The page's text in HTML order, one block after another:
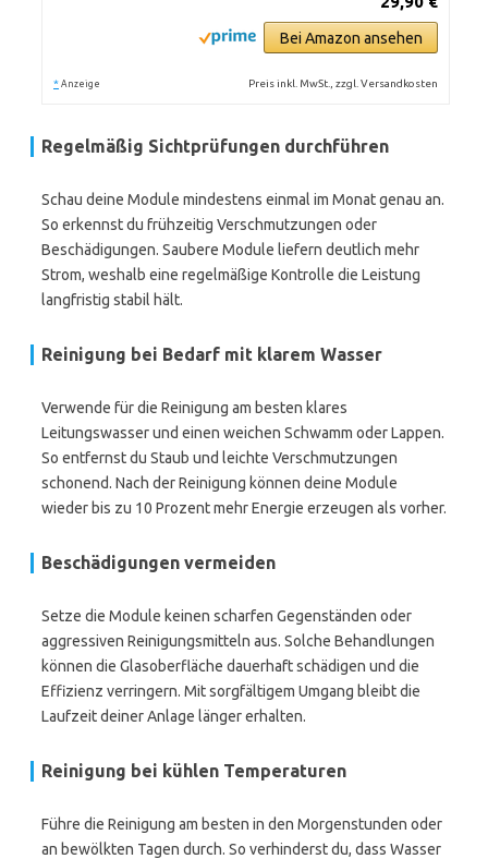
Bei Amazon ansehen
* Anzeige Preis inkl. MwSt., zzgl. Versandkosten
Regelmäßig Sichtprüfungen durchführen
Schau deine Module mindestens einmal im Monat genau an.
So erkennst du frühzeitig Verschmutzungen oder
Beschädigungen. Saubere Module liefern deutlich mehr
Strom, weshalb eine regelmäßige Kontrolle die Leistung
langfristig stabil hält.
Reinigung bei Bedarf mit klarem Wasser
Verwende für die Reinigung am besten klares
Leitungswasser und einen weichen Schwamm oder Lappen.
So entfernst du Staub und leichte Verschmutzungen
schonend. Nach der Reinigung können deine Module
wieder bis zu 10 Prozent mehr Energie erzeugen als vorher.
Beschädigungen vermeiden
Setze die Module keinen scharfen Gegenständen oder
aggressiven Reinigungsmitteln aus. Solche Behandlungen
können die Glasoberfläche dauerhaft schädigen und die
Effizienz verringern. Mit sorgfältigem Umgang bleibt die
Laufzeit deiner Anlage länger erhalten.
Reinigung bei kühlen Temperaturen
Führe die Reinigung am besten in den Morgenstunden oder
an bewölkten Tagen durch. So verhinderst du, dass Wasser